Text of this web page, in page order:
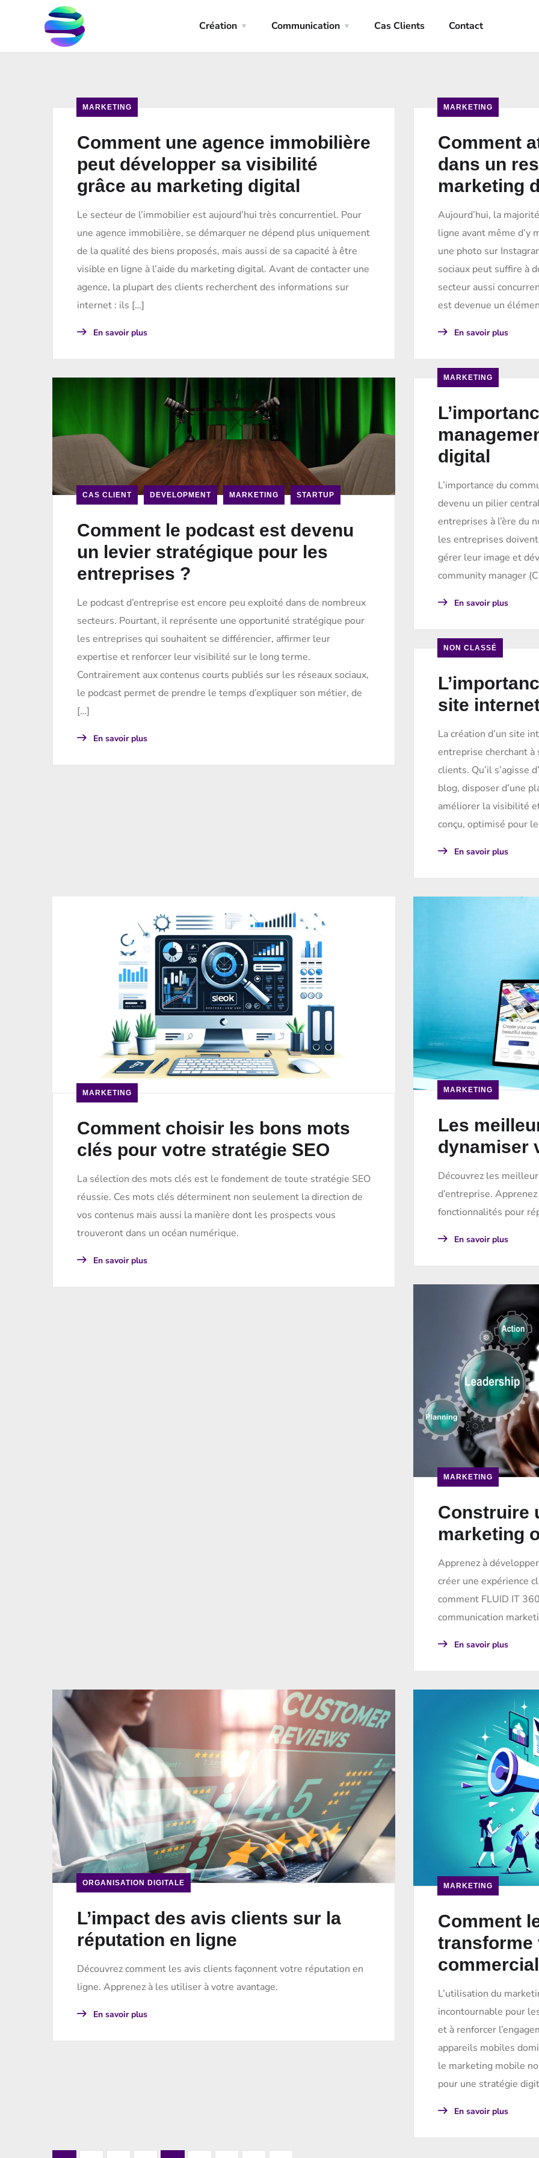
Création Communication Cas Clients Contact
MARKETING
Comment une agence immobilière
peut développer sa visibilité
grâce au marketing digital
Le secteur de l’immobilier est aujourd’hui très concurrentiel. Pour
une agence immobilière, se démarquer ne dépend plus uniquement
de la qualité des biens proposés, mais aussi de sa capacité à être
visible en ligne à l’aide du marketing digital. Avant de contacter une
agence, la plupart des clients recherchent des informations sur
internet : ils […]
En savoir plus
MARKETING
Comment
dans un
marketing
Aujourd’hui, la
ligne avant même d’y
une photo sur
sociaux peut suffire à
secteur aussi
est devenue un
En savoir plus
CAS CLIENT DEVELOPMENT MARKETING STARTUP
Comment le podcast est devenu
un levier stratégique pour les
entreprises ?
Le podcast d’entreprise est encore peu exploité dans de nombreux
secteurs. Pourtant, il représente une opportunité stratégique pour
les entreprises qui souhaitent se différencier, affirmer leur
expertise et renforcer leur visibilité sur le long terme.
Contrairement aux contenus courts publiés sur les réseaux sociaux,
le podcast permet de prendre le temps d’expliquer son métier, de
[…]
En savoir plus
MARKETING
digital
L’importance du
devenu un pilier
entreprises à l’ère du
les entreprises
gérer leur image et
community manager
En savoir plus
NON CLASSÉ
site
La création d’un site
entreprise cherchant
clients. Qu’il s’agisse
blog, disposer d’une
améliorer la visibilité
conçu, optimisé pour
En savoir plus
MARKETING
Comment choisir les bons mots
clés pour votre stratégie SEO
La sélection des mots clés est le fondement de toute stratégie SEO
réussie. Ces mots clés déterminent non seulement la direction de
vos contenus mais aussi la manière dont les prospects vous
trouveront dans un océan numérique.
En savoir plus
MARKETING
Les
dynamiser
Découvrez les
d’entreprise.
fonctionnalités pour
En savoir plus
MARKETING
Construire
marketing
Apprenez à
créer une expérience
comment FLUID IT
communication
En savoir plus
ORGANISATION DIGITALE
L’impact des avis clients sur la
réputation en ligne
Découvrez comment les avis clients façonnent votre réputation en
ligne. Apprenez à les utiliser à votre avantage.
En savoir plus
MARKETING
Comment
transforme
L’utilisation du
incontournable pour
et à renforcer
appareils mobiles
le marketing mobile
pour une stratégie
En savoir plus